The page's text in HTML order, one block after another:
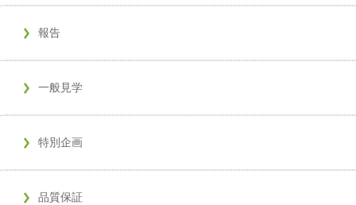
報告
一般見学
特別企画
品質保証